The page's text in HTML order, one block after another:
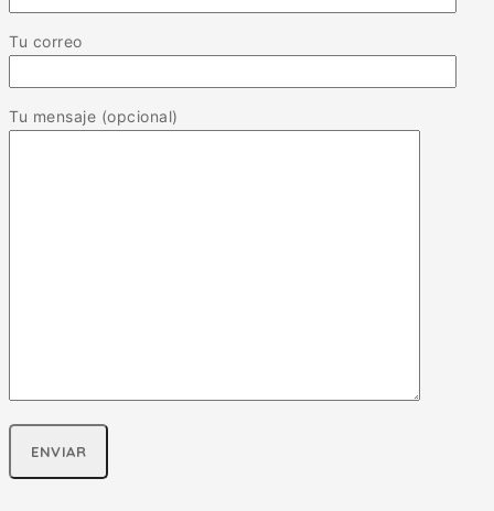
Tu correo
Tu mensaje (opcional)